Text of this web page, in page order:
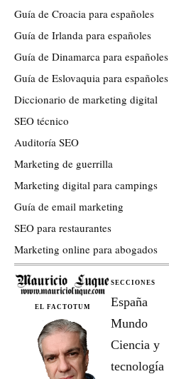
Guía de Croacia para españoles
Guía de Irlanda para españoles
Guía de Dinamarca para españoles
Guía de Eslovaquia para españoles
Diccionario de marketing digital
SEO técnico
Auditoría SEO
Marketing de guerrilla
Marketing digital para campings
Guía de email marketing
SEO para restaurantes
Marketing online para abogados
EL FACTOTUM
SECCIONES
España
Mundo
Ciencia y
tecnología